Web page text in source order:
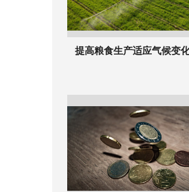
提高粮食生产适应气候变